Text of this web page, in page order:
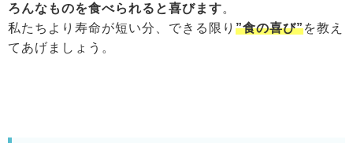
ろんなものを食べられると喜びます。
私たちより寿命が短い分、できる限り ”食の喜び”を教え
てあげましょう。